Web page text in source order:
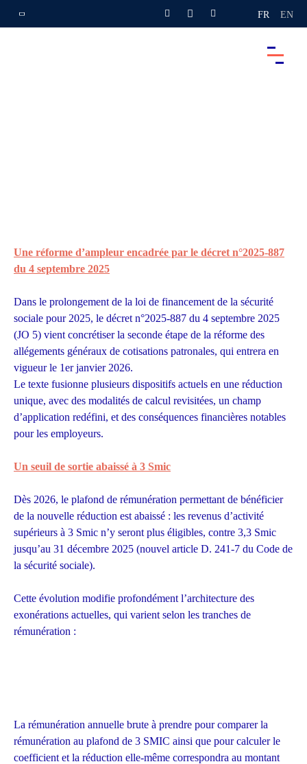
FR EN
Une réforme d’ampleur encadrée par le décret n°2025-887
du 4 septembre 2025
Dans le prolongement de la loi de financement de la sécurité
sociale pour 2025, le décret n°2025-887 du 4 septembre 2025
(JO 5) vient concrétiser la seconde étape de la réforme des
allégements généraux de cotisations patronales, qui entrera en
vigueur le 1er janvier 2026.
Le texte fusionne plusieurs dispositifs actuels en une réduction
unique, avec des modalités de calcul revisitées, un champ
d’application redéfini, et des conséquences financières notables
pour les employeurs.
Un seuil de sortie abaissé à 3 Smic
Dès 2026, le plafond de rémunération permettant de bénéficier
de la nouvelle réduction est abaissé : les revenus d’activité
supérieurs à 3 Smic n’y seront plus éligibles, contre 3,3 Smic
jusqu’au 31 décembre 2025 (nouvel article D. 241-7 du Code de
la sécurité sociale).
Cette évolution modifie profondément l’architecture des
exonérations actuelles, qui varient selon les tranches de
rémunération :
La rémunération annuelle brute à prendre pour comparer la
rémunération au plafond de 3 SMIC ainsi que pour calculer le
coefficient et la réduction elle-même correspondra au montant